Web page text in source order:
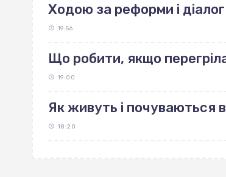
Ходою за реформи і
19:56
Що робити, якщо
19:00
Як живуть і почуваються
18:20